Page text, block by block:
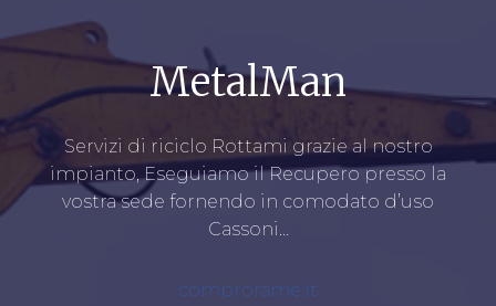
MetalMan
Servizi di riciclo Rottami grazie al nostro
impianto, Eseguiamo il Recupero presso la
vostra sede fornendo in comodato d’uso
Cassoni…
comprorame.it